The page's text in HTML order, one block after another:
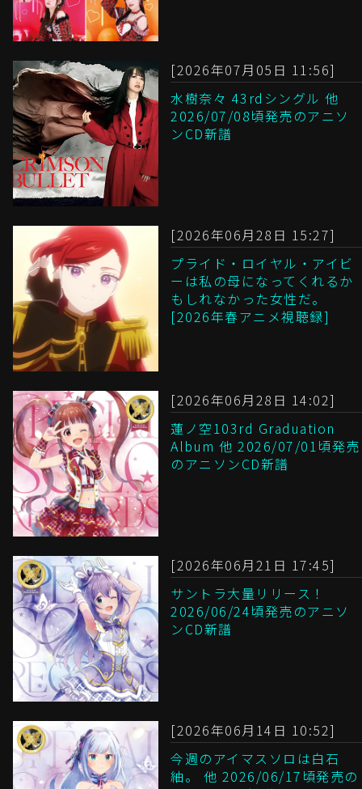
[2026年07月05日 11:56]
水樹奈々 43rdシングル 他
2026/07/08頃発売のアニソ
ンCD新譜
[2026年06月28日 15:27]
プライド・ロイヤル・アイビ
ーは私の母になってくれるか
もしれなかった女性だ。
[2026年春アニメ視聴録]
[2026年06月28日 14:02]
蓮ノ空103rd Graduation
Album 他 2026/07/01頃発売
のアニソンCD新譜
[2026年06月21日 17:45]
サントラ大量リリース！
2026/06/24頃発売のアニソ
ンCD新譜
[2026年06月14日 10:52]
今週のアイマスソロは白石
紬。 他 2026/06/17頃発売の